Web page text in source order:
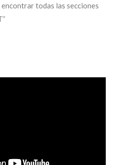
encontrar todas las secciones